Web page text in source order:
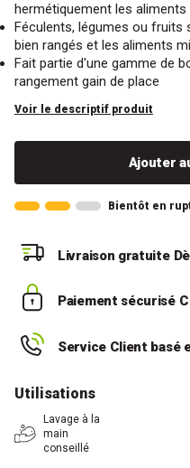
hermétiquement les aliments
Féculents, légumes ou fruits
bien rangés et les aliments
Fait partie d'une gamme de
rangement gain de place
Voir le descriptif produit
Ajouter
Bientôt en
Livraison gratuite
Paiement sécurisé
Service Client basé
Utilisations
Lavage à la
main
conseillé